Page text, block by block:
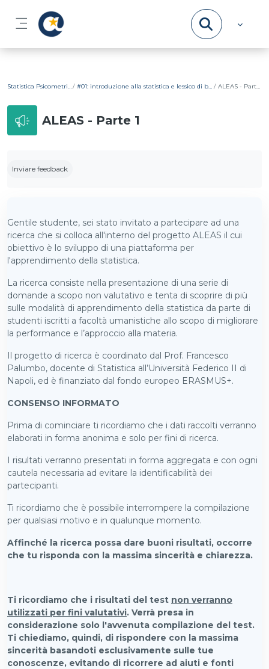
Pannello laterale
Statistica Psicometrica #01: introduzione alla statistica e lessico di base ALEAS - Parte 1
ALEAS - Parte 1
Inviare feedback
Gentile studente, sei stato invitato a partecipare ad una
ricerca che si colloca all'interno del progetto ALEAS il cui
obiettivo è lo sviluppo di una piattaforma per
l'apprendimento della statistica.
La ricerca consiste nella presentazione di una serie di
domande a scopo non valutativo e tenta di scoprire di più
sulle modalità di apprendimento della statistica da parte di
studenti iscritti a facoltà umanistiche allo scopo di migliorare
la performance e l’approccio alla materia.
Il progetto di ricerca è coordinato dal Prof. Francesco
Palumbo, docente di Statistica all’Università Federico II di
Napoli, ed è finanziato dal fondo europeo ERASMUS+.
CONSENSO INFORMATO
Prima di cominciare ti ricordiamo che i dati raccolti verranno
elaborati in forma anonima e solo per fini di ricerca.
I risultati verranno presentati in forma aggregata e con ogni
cautela necessaria ad evitare la identificabilità dei
partecipanti.
Ti ricordiamo che è possibile interrompere la compilazione
per qualsiasi motivo e in qualunque momento.
Affinché la ricerca possa dare buoni risultati, occorre
che tu risponda con la massima sincerità e chiarezza.
Ti ricordiamo che i risultati del test non verranno
utilizzati per fini valutativi. Verrà presa in
considerazione solo l'avvenuta compilazione del test.
Ti chiediamo, quindi, di rispondere con la massima
sincerità basandoti esclusivamente sulle tue
conoscenze, evitando di ricorrere ad aiuti e fonti